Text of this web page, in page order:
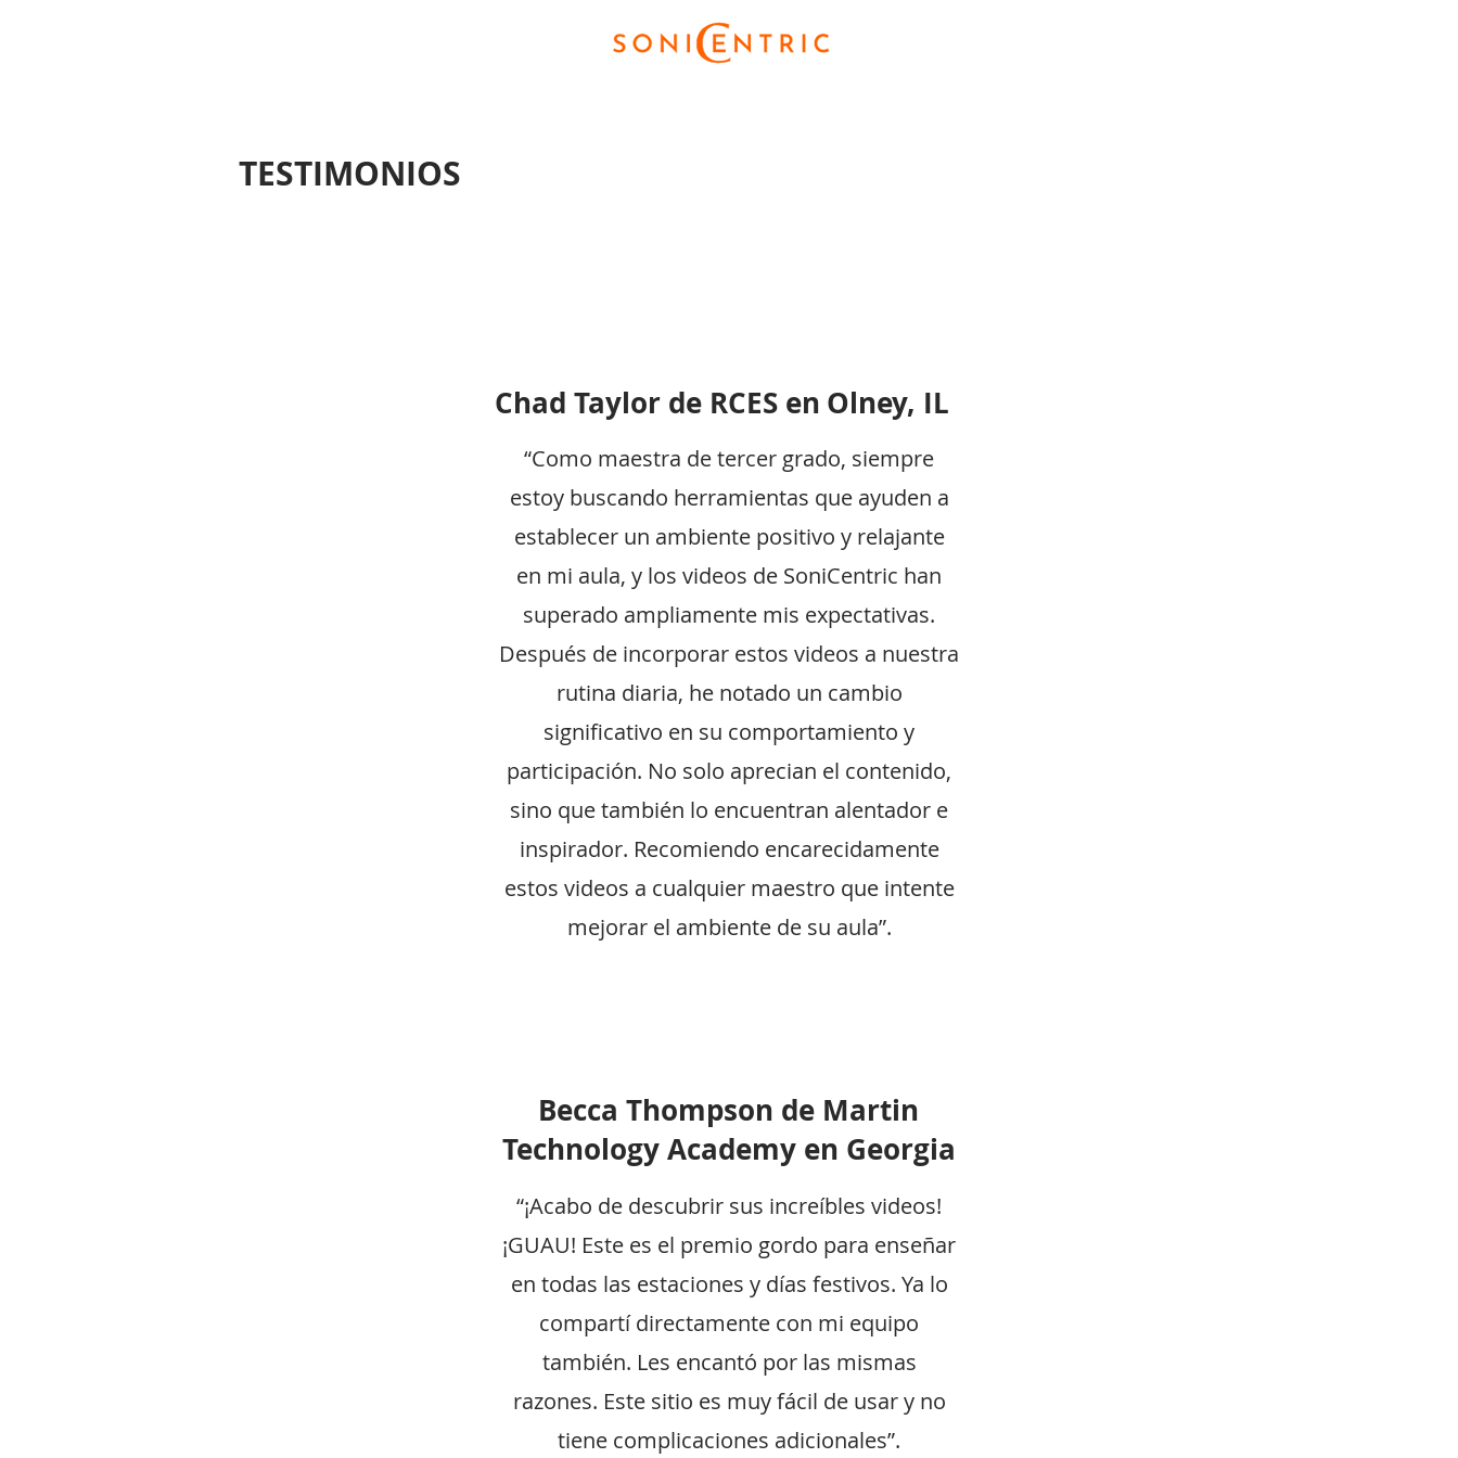
TESTIMONIOS
Chad Taylor de RCES en Olney, IL
“Como maestra de tercer grado, siempre
estoy buscando herramientas que ayuden a
establecer un ambiente positivo y relajante
en mi aula, y los videos de SoniCentric han
superado ampliamente mis expectativas.
Después de incorporar estos videos a nuestra
rutina diaria, he notado un cambio
significativo en su comportamiento y
participación. No solo aprecian el contenido,
sino que también lo encuentran alentador e
inspirador. Recomiendo encarecidamente
estos videos a cualquier maestro que intente
mejorar el ambiente de su aula”.
Becca Thompson de Martin
Technology Academy en Georgia
“¡Acabo de descubrir sus increíbles videos!
¡GUAU! Este es el premio gordo para enseñar
en todas las estaciones y días festivos. Ya lo
compartí directamente con mi equipo
también. Les encantó por las mismas
razones. Este sitio es muy fácil de usar y no
tiene complicaciones adicionales”.